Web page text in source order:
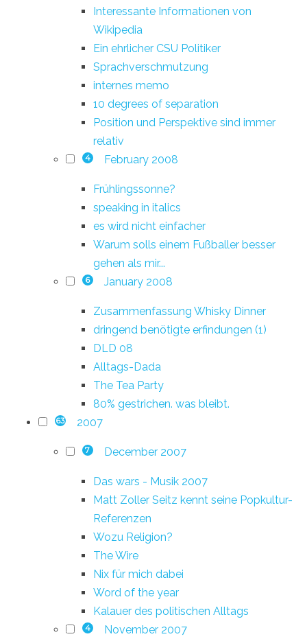
Interessante Informationen von
Wikipedia
Ein ehrlicher CSU Politiker
Sprachverschmutzung
internes memo
10 degrees of separation
Position und Perspektive sind immer
relativ
4 February 2008
Frühlingssonne?
speaking in italics
es wird nicht einfacher
Warum solls einem Fußballer besser
gehen als mir...
6 January 2008
Zusammenfassung Whisky Dinner
dringend benötigte erfindungen (1)
DLD 08
Alltags-Dada
The Tea Party
80% gestrichen. was bleibt.
63 2007
7 December 2007
Das wars - Musik 2007
Matt Zoller Seitz kennt seine Popkultur-
Referenzen
Wozu Religion?
The Wire
Nix für mich dabei
Word of the year
Kalauer des politischen Alltags
4 November 2007